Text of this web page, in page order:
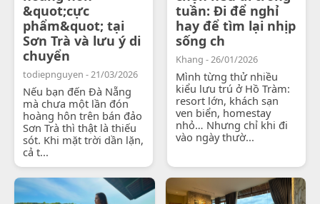
&quot;cực
phẩm&quot; tại
Sơn Trà và lưu ý di
chuyển
todiepnguyen - 21/03/2026
Nếu bạn đến Đà Nẵng
mà chưa một lần đón
hoàng hôn trên bán đảo
Sơn Trà thì thật là thiếu
sót. Khi mặt trời dần lặn,
cả t...
tuần: Đi để nghỉ
hay để tìm lại nhịp
sống ch
Khang - 26/01/2026
Mình từng thử nhiều
kiểu lưu trú ở Hồ Tràm:
resort lớn, khách sạn
ven biển, homestay
nhỏ… Nhưng chỉ khi đi
vào ngày thườ...